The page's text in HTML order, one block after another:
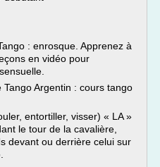
: enrosque. Apprenez à
en vidéo pour
Argentin : cours tango
entortiller, visser) « LA »
le tour de la cavalière,
devant ou derrière celui sur